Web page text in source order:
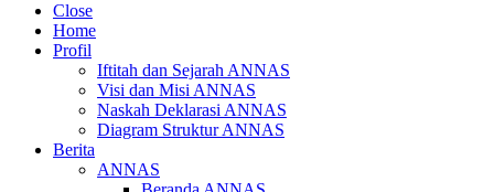
Close
Home
Profil
Iftitah dan Sejarah ANNAS
Visi dan Misi ANNAS
Naskah Deklarasi ANNAS
Diagram Struktur ANNAS
Berita
ANNAS